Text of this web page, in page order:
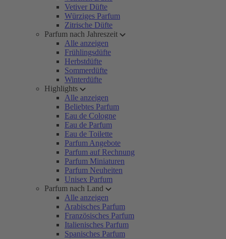
Vetiver Düfte
Würziges Parfum
Zitrische Düfte
Parfum nach Jahreszeit
Alle anzeigen
Frühlingsdüfte
Herbstdüfte
Sommerdüfte
Winterdüfte
Highlights
Alle anzeigen
Beliebtes Parfum
Eau de Cologne
Eau de Parfum
Eau de Toilette
Parfum Angebote
Parfum auf Rechnung
Parfum Miniaturen
Parfum Neuheiten
Unisex Parfum
Parfum nach Land
Alle anzeigen
Arabisches Parfum
Französisches Parfum
Italienisches Parfum
Spanisches Parfum